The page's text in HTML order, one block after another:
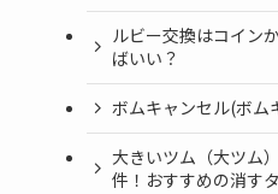
ルビー交換はコイン
ばいい？
ボムキャンセル(ボム
大きいツム（大ツム
件！おすすめの消す